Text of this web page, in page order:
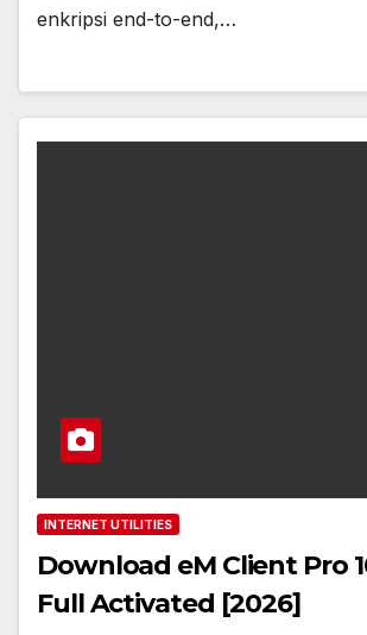
enkripsi end-to-end,…
INTERNET UTILITIES
Download eM Client Pro
Full Activated [2026]